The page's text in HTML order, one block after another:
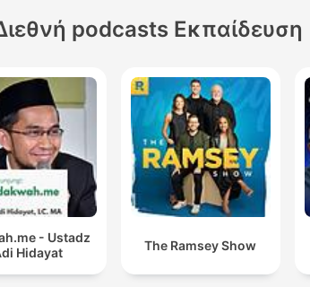
podcasts Εκπαίδευση
- Ustadz
Hidayat
The Ramsey Show